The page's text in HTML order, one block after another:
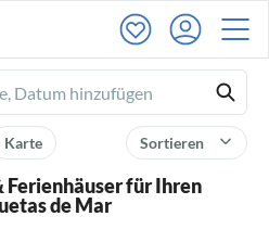
Sortieren
Karte
Ferienhäuser für Ihren
de Mar